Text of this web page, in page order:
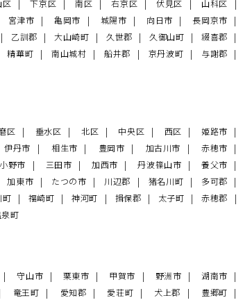
区 下京区 南区 右京区 伏見区
山科区
宮津市 亀岡市 城陽市 向日市
長岡京市
乙訓郡 大山崎町 久世郡 久御山町
綴喜郡
精華町 南山城村 船井郡 京丹波町
与謝郡
区 垂水区 北区 中央区 西区
姫路市
伊丹市 相生市 豊岡市 加古川市
赤穂市
小野市 三田市 加西市 丹波篠山市
養父市
加東市 たつの市 川辺郡 猪名川町
多可郡
町 福崎町 神河町 揖保郡 太子町
赤穂郡
町
守山市 栗東市 甲賀市 野洲市
湖南市
竜王町 愛知郡 愛荘町 犬上郡
豊郷町